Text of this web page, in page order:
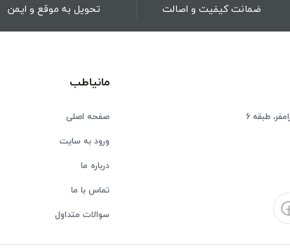
ضمانت کیفیت و اصالت تحویل به موقع و ایمن
طبقه 6
مانیاطب
صفحه اصلی
ورود به سایت
درباره ما
تماس با ما
سوالات متداول